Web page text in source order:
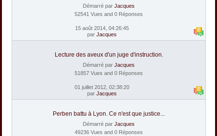
Démarré par Jacques
52541 Vues and 0 Réponses
15 août 2014, 04:26:45
par Jacques
Lecture des aveux d'un juge d'instruction.
Démarré par Jacques
51857 Vues and 0 Réponses
01 juillet 2012, 02:38:20
par Jacques
Perben battu à Lyon. Ce n'est que justice...
Démarré par Jacques
49236 Vues and 0 Réponses